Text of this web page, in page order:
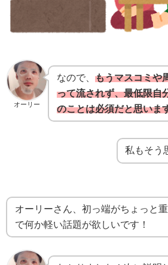
オーリー
なので、 もうマスコミや
って流されず、最低限自
のことは必須だと思いま
私もそう
オーリーさん、初っ端がちょっと
で何か軽い話題が欲しいです！